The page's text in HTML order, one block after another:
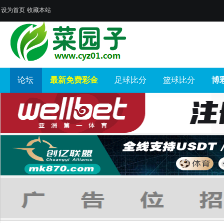
设为首页 收藏本站
论坛 最新免费彩金 足球比分 篮球比分 博